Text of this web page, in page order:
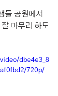
들 공원에서
마무리 하도
dbe4e3_8
720p/